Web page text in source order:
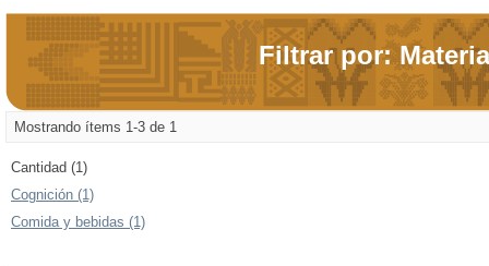
Filtrar por: Materia
Mostrando ítems 1-3 de 1
Cantidad (1)
Cognición (1)
Comida y bebidas (1)